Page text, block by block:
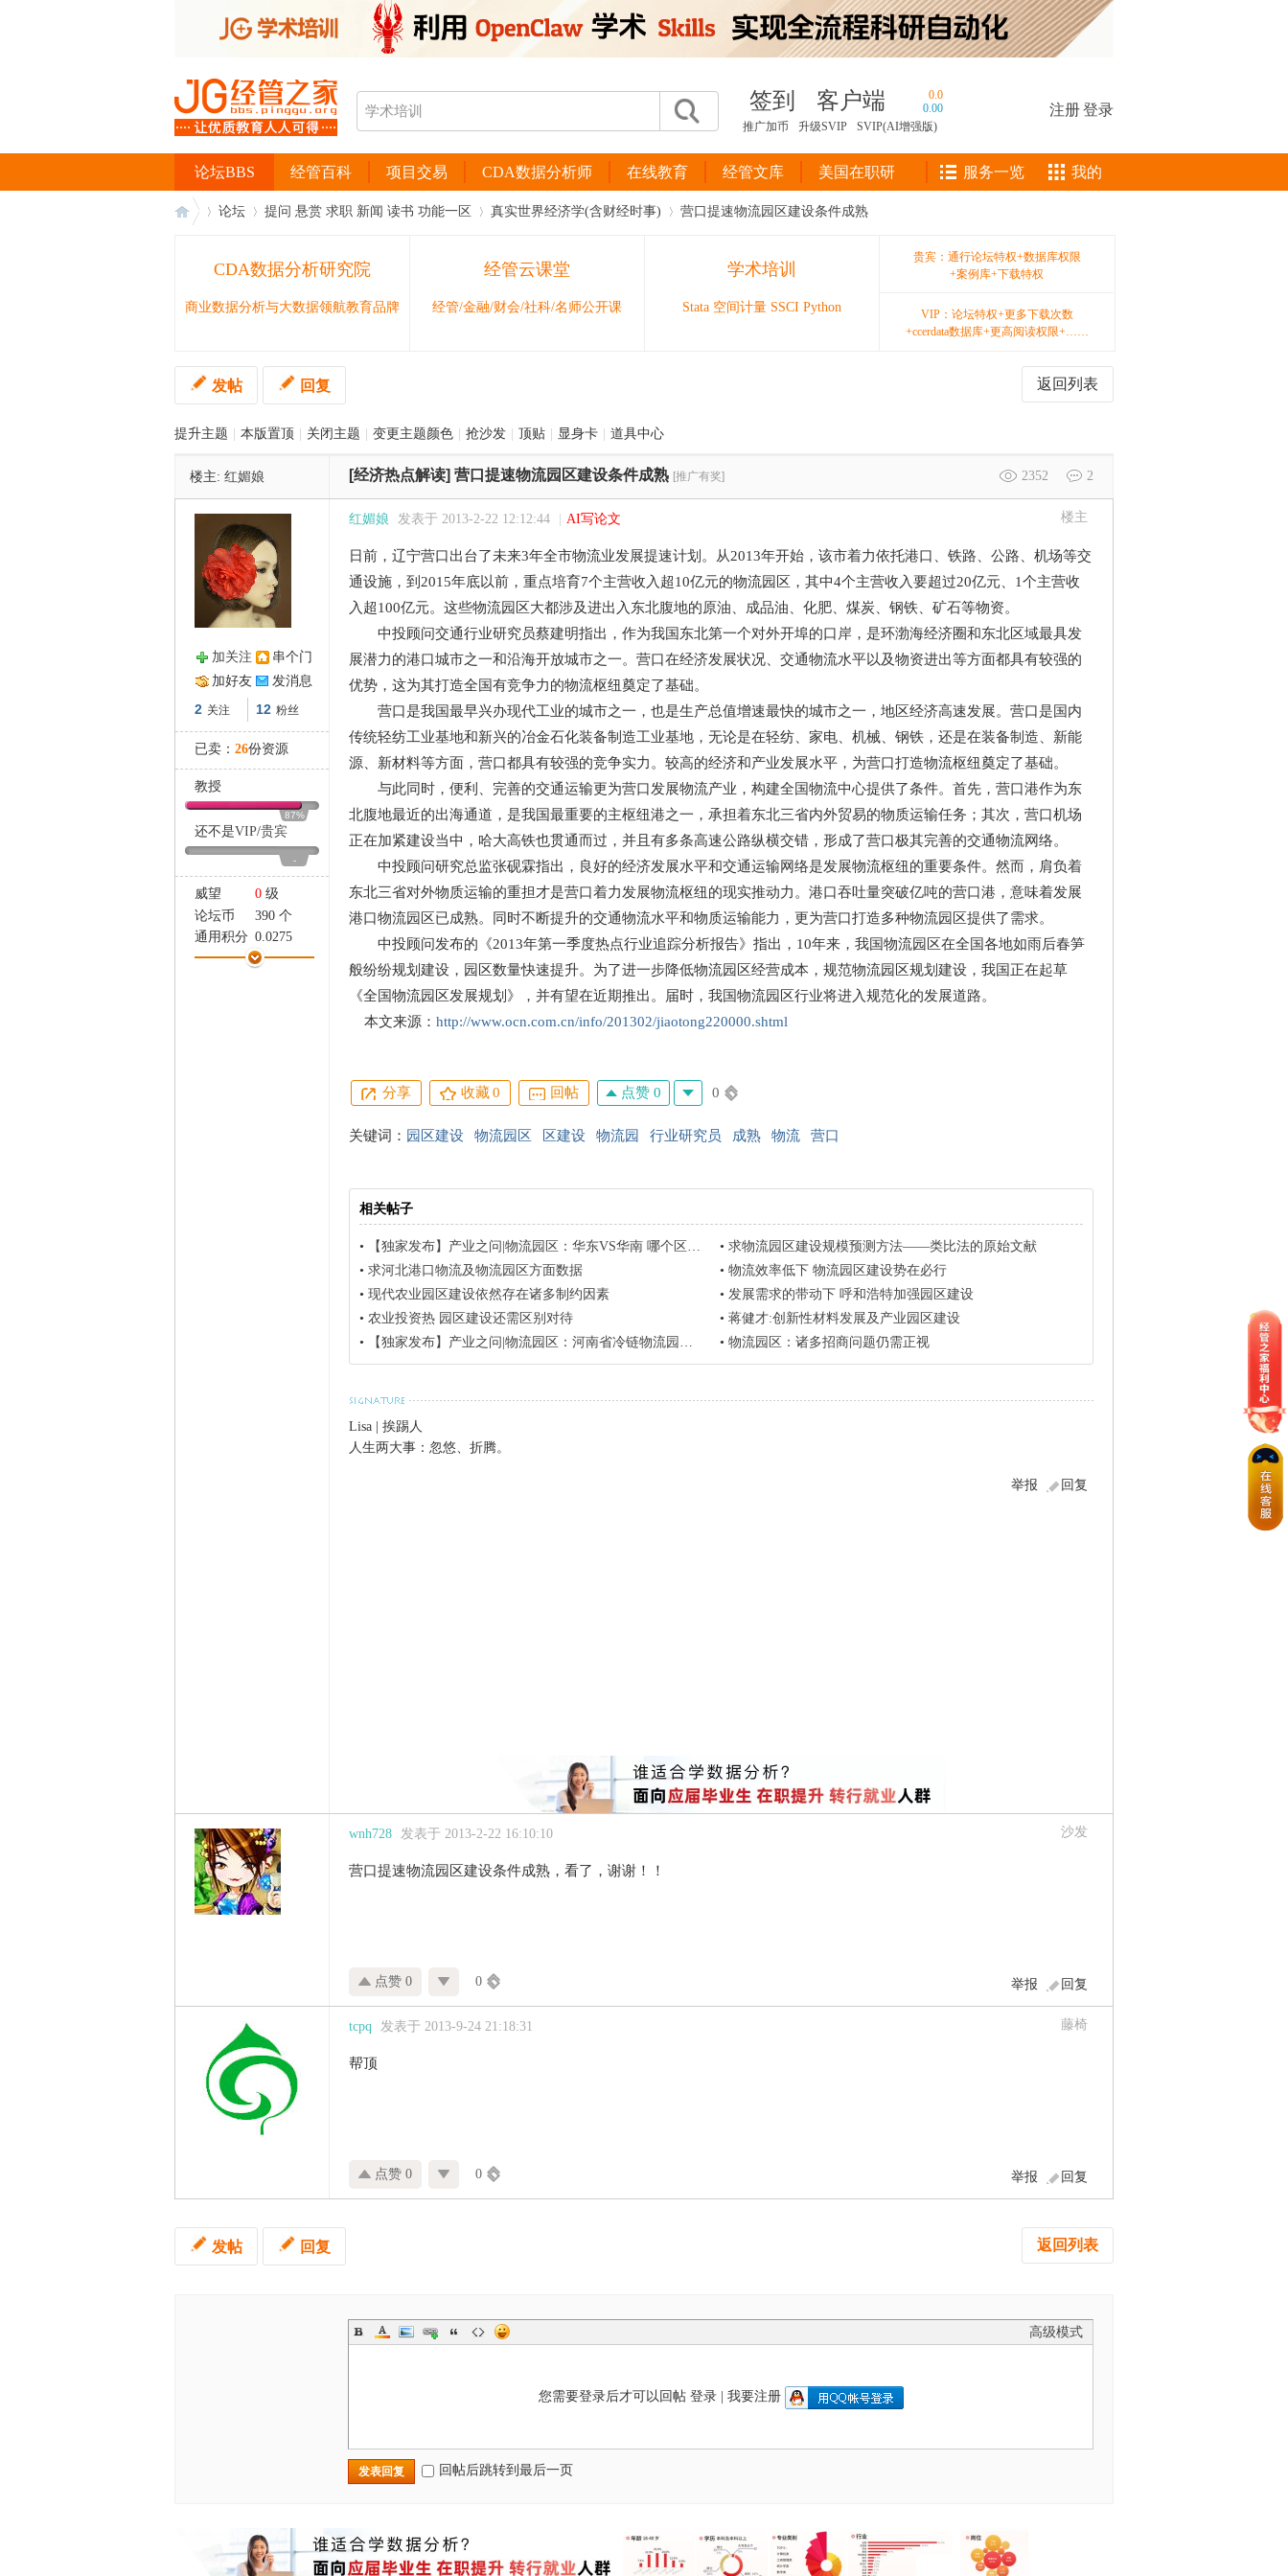
签到 客户端
0.0
0.00
推广加币
升级SVIP SVIP(AI增强版)
注册登录
经管百科 项目交易 CDA数据分析师 在线教育 经管文库 美国在职研
论坛BBS 服务一览 我的
论坛 提问 悬赏 求职 新闻 读书 功能一区 真实世界经济学(含财经时事) 营口提速物流园区建设条件成熟
CDA数据分析研究院
商业数据分析与大数据领航教育品牌
经管云课堂
经管/金融/财会/社科/名师公开课
学术培训
Stata 空间计量 SSCI Python
贵宾：通行论坛特权+数据库权限
+案例库+下载特权
VIP：论坛特权+更多下载次数
+ccerdata数据库+更高阅读权限+……
返回列表
发帖 回复
提升主题 本版置顶 关闭主题 变更主题颜色 抢沙发 顶贴 显身卡 道具中心
楼主: 红媚娘 2352 2
[经济热点解读] 营口提速物流园区建设条件成熟 [推广有奖]
加关注
串个门
加好友
发消息
2 关注 12 粉丝
已卖： 26份资源
教授
87%
还不是VIP/贵宾
-
威望 0 级
论坛币
390 个
通用积分 0.0275
学术水平
16 点
楼主
红媚娘 发表于 2013-2-22 12:12:44 AI写论文
日前，辽宁营口出台了未来3年全市物流业发展提速计划。从2013年开始，该市着力依托港口、铁路、公路、机场等交
通设施，到2015年底以前，重点培育7个主营收入超10亿元的物流园区，其中4个主营收入要超过20亿元、1个主营收
入超100亿元。这些物流园区大都涉及进出入东北腹地的原油、成品油、化肥、煤炭、钢铁、矿石等物资。
中投顾问交通行业研究员蔡建明指出，作为我国东北第一个对外开埠的口岸，是环渤海经济圈和东北区域最具发
展潜力的港口城市之一和沿海开放城市之一。营口在经济发展状况、交通物流水平以及物资进出等方面都具有较强的
优势，这为其打造全国有竞争力的物流枢纽奠定了基础。
营口是我国最早兴办现代工业的城市之一，也是生产总值增速最快的城市之一，地区经济高速发展。营口是国内
传统轻纺工业基地和新兴的冶金石化装备制造工业基地，无论是在轻纺、家电、机械、钢铁，还是在装备制造、新能
源、新材料等方面，营口都具有较强的竞争实力。较高的经济和产业发展水平，为营口打造物流枢纽奠定了基础。
与此同时，便利、完善的交通运输更为营口发展物流产业，构建全国物流中心提供了条件。首先，营口港作为东
北腹地最近的出海通道，是我国最重要的主枢纽港之一，承担着东北三省内外贸易的物质运输任务；其次，营口机场
正在加紧建设当中，哈大高铁也贯通而过，并且有多条高速公路纵横交错，形成了营口极其完善的交通物流网络。
中投顾问研究总监张砚霖指出，良好的经济发展水平和交通运输网络是发展物流枢纽的重要条件。然而，肩负着
东北三省对外物质运输的重担才是营口着力发展物流枢纽的现实推动力。港口吞吐量突破亿吨的营口港，意味着发展
港口物流园区已成熟。同时不断提升的交通物流水平和物质运输能力，更为营口打造多种物流园区提供了需求。
中投顾问发布的《2013年第一季度热点行业追踪分析报告》指出， 10年来，我国物流园区在全国各地如雨后春笋
般纷纷规划建设，园区数量快速提升。为了进一步降低物流园区经营成本，规范物流园区规划建设，我国正在起草
《全国物流园区发展规划》，并有望在近期推出。届时，我国物流园区行业将进入规范化的发展道路。
本文来源： http://www.ocn.com.cn/info/201302/jiaotong220000.shtml
分享 收藏0 回帖 点赞 0 0
关键词： 园区建设 物流园区 区建设 物流园 行业研究员 成熟 物流 营口
相关帖子
• 【独家发布】产业之问|物流园区：华东VS华南 哪个区域在引领中国物流园区建设？ • 求物流园区建设规模预测方法——类比法的原始文献
• 求河北港口物流及物流园区方面数据 • 物流效率低下 物流园区建设势在必行
• 现代农业园区建设依然存在诸多制约因素 • 发展需求的带动下 呼和浩特加强园区建设
• 农业投资热 园区建设还需区别对待 • 蒋健才:创新性材料发展及产业园区建设
•
【独家发布】产业之问|物流园区：河南省冷链物流园区建设发展在全国位居前列？ • 物流园区：诸多招商问题仍需正视
Lisa | 挨踢人
人生两大事：忽悠、折腾。
回复
举报
沙发
wnh728 发表于 2013-2-22 16:10:10
营口提速物流园区建设条件成熟，看了，谢谢！！
回复
举报
点赞 0 0
藤椅
tcpq 发表于 2013-9-24 21:18:31
帮顶
回复
举报
点赞 0 0
返回列表
发帖 回复
高级模式
您需要登录后才可以回帖 登录| 我要注册
发表回复 回帖后跳转到最后一页